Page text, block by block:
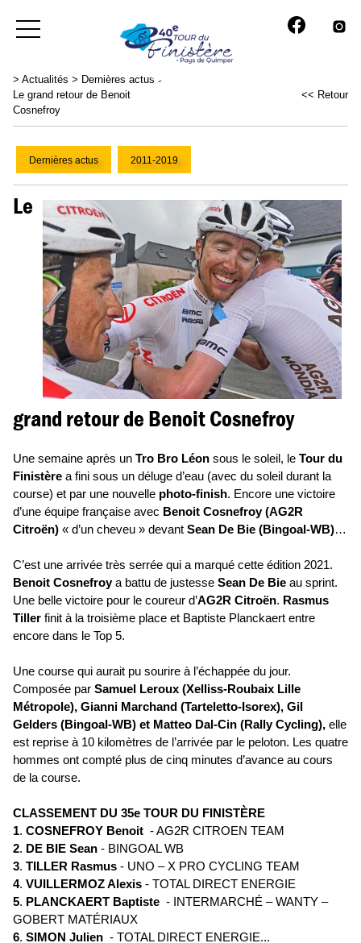
> Actualités > Dernières actus >
Le grand retour de Benoit
Cosnefroy
<< Retour
Dernières actus 2011-2019
Le
grand retour de Benoit Cosnefroy
Une semaine après un Tro Bro Léon sous le soleil, le Tour du
Finistère a fini sous un déluge d’eau (avec du soleil durant la
course) et par une nouvelle photo-finish. Encore une victoire
d’une équipe française avec Benoit Cosnefroy (AG2R
Citroën) « d’un cheveu » devant Sean De Bie (Bingoal-WB)…
C’est une arrivée très serrée qui a marqué cette édition 2021.
Benoit Cosnefroya battu de justesse Sean De Bie au sprint.
Une belle victoire pour le coureur d’AG2R Citroën. Rasmus
Tiller finit à la troisième place et Baptiste Planckaert entre
encore dans le Top 5.
Une course qui aurait pu sourire à l’échappée du jour.
Composée par Samuel Leroux (Xelliss-Roubaix Lille
Métropole), Gianni Marchand (Tarteletto-Isorex), Gil
Gelders (Bingoal-WB) et Matteo Dal-Cin (Rally Cycling), elle
est reprise à 10 kilomètres de l’arrivée par le peloton. Les quatre
hommes ont compté plus de cinq minutes d’avance au cours
de la course.
CLASSEMENT DU 35e TOUR DU FINISTÈRE
1. COSNEFROY Benoit - AG2R CITROEN TEAM
2. DE BIE Sean - BINGOAL WB
3. TILLER Rasmus - UNO – X PRO CYCLING TEAM
4. VUILLERMOZ Alexis - TOTAL DIRECT ENERGIE
5. PLANCKAERT Baptiste - INTERMARCHÉ – WANTY –
GOBERT MATÉRIAUX
6. SIMON Julien - TOTAL DIRECT ENERGIE...